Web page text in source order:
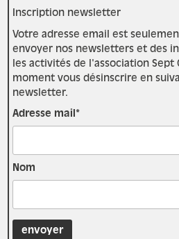
Inscription newsletter
Votre adresse email est
envoyer nos newsletters et des
les activités de l'association Sept
moment vous désinscrire en
newsletter.
Adresse mail*
Nom